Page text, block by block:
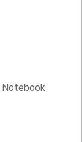
Notebook